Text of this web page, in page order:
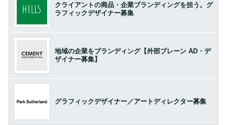
クライアントの商品・企業ブランディングを担う。グ
ラフィックデザイナー募集
地域の企業をブランディング【外部ブレーン AD・デ
ザイナー募集】
グラフィックデザイナー／アートディレクター募集